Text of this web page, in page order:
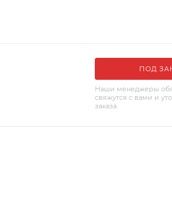
ПОД
Наши менеджеры
свяжутся с вами и
заказа